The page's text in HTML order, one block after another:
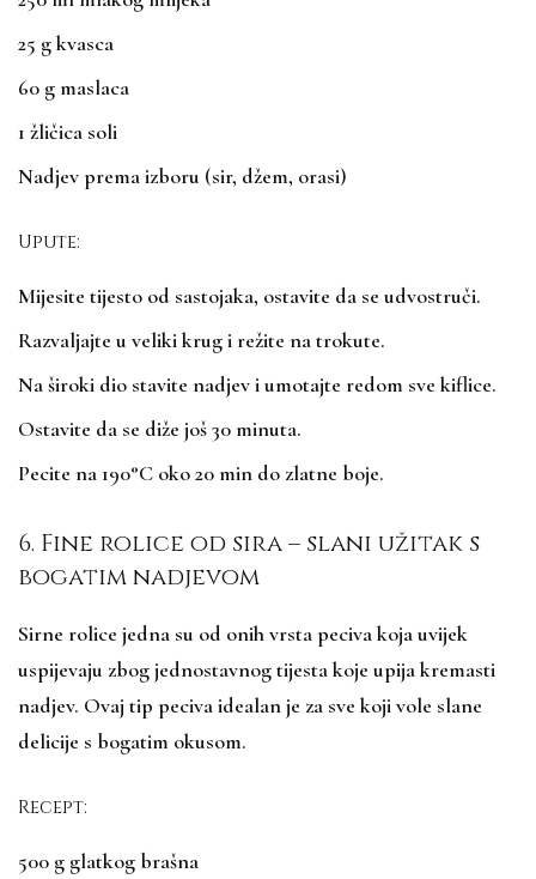
25 g kvasca
60 g maslaca
1 žličica soli
Nadjev prema izboru (sir, džem, orasi)
Upute:
Mijesite tijesto od sastojaka, ostavite da se udvostruči.
Razvaljajte u veliki krug i režite na trokute.
Na široki dio stavite nadjev i umotajte redom sve kiflice.
Ostavite da se diže još 30 minuta.
Pecite na 190°C oko 20 min do zlatne boje.
6. Fine rolice od sira – slani užitak s
bogatim nadjevom
Sirne rolice jedna su od onih vrsta peciva koja uvijek
uspijevaju zbog jednostavnog tijesta koje upija kremasti
nadjev. Ovaj tip peciva idealan je za sve koji vole slane
delicije s bogatim okusom.
Recept:
500 g glatkog brašna